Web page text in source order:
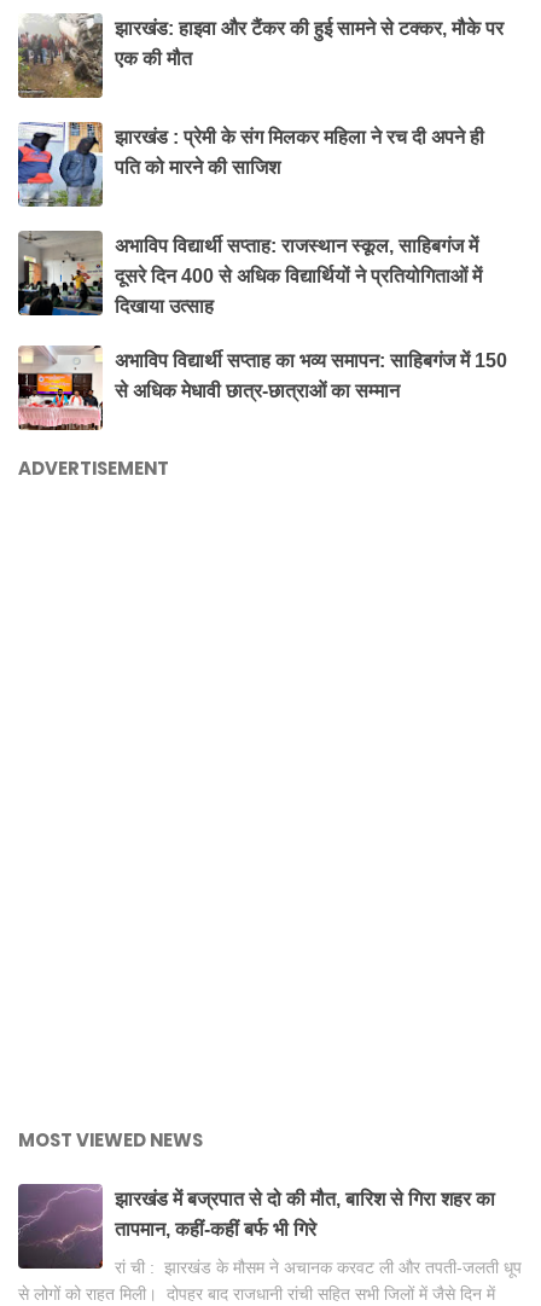
झारखंड: हाइवा और टैंकर की हुई सामने से टक्कर, मौके पर
एक की मौत
झारखंड : प्रेमी के संग मिलकर महिला ने रच दी अपने ही
पति को मारने की साजिश
अभाविप विद्यार्थी सप्ताह: राजस्थान स्कूल, साहिबगंज में
दूसरे दिन 400 से अधिक विद्यार्थियों ने प्रतियोगिताओं में
दिखाया उत्साह
अभाविप विद्यार्थी सप्ताह का भव्य समापन: साहिबगंज में 150
से अधिक मेधावी छात्र-छात्राओं का सम्मान
ADVERTISEMENT
MOST VIEWED NEWS
झारखंड में बज्रपात से दो की मौत, बारिश से गिरा शहर का
तापमान, कहीं-कहीं बर्फ भी गिरे
रां ची : झारखंड के मौसम ने अचानक करवट ली और तपती-जलती धूप
से लोगों को राहत मिली। दोपहर बाद राजधानी रांची सहित सभी जिलों में जैसे दिन में